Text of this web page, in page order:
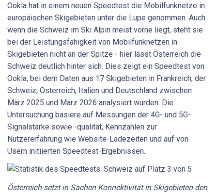
Ookla hat in einem neuen Speedtest die Mobilfunknetze in
europäischen Skigebieten unter die Lupe genommen. Auch
wenn die Schweiz im Ski Alpin meist vorne liegt, steht sie
bei der Leistungsfähigkeit von Mobilfunknetzen in
Skigebieten nicht an der Spitze - hier lässt Österreich die
Schweiz deutlich hinter sich. Dies zeigt ein Speedtest von
Ookla, bei dem Daten aus 17 Skigebieten in Frankreich, der
Schweiz, Österreich, Italien und Deutschland zwischen
März 2025 und März 2026 analysiert wurden. Die
Untersuchung basiere auf Messungen der 4G- und 5G-
Signalstärke sowie -qualität, Kennzahlen zur
Nutzererfahrung wie Website-Ladezeiten und auf von
Usern initiierten Speedtest-Ergebnissen.
Österreich setzt in Sachen Konnektivität in Skigebieten den